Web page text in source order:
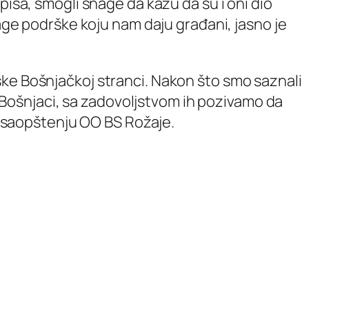
podrške koju nam daju građani, jasno je
Bošnjačkoj stranci. Nakon što smo saznali
sa zadovoljstvom ih pozivamo da
OO BS Rožaje.